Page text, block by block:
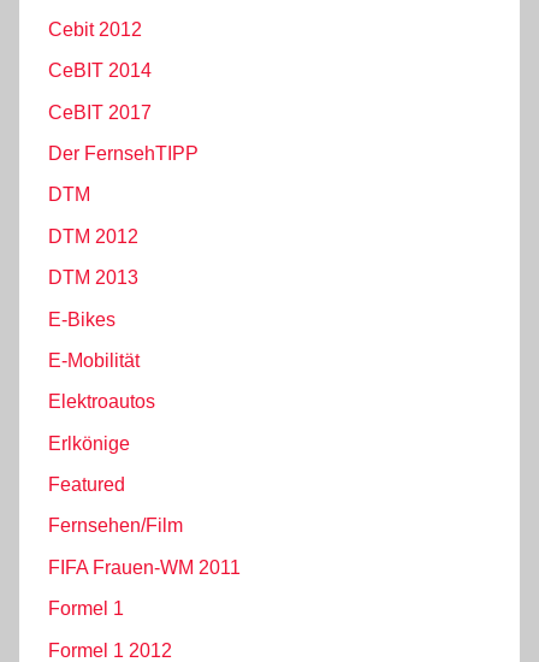
Cebit 2012
CeBIT 2014
CeBIT 2017
Der FernsehTIPP
DTM
DTM 2012
DTM 2013
E-Bikes
E-Mobilität
Elektroautos
Erlkönige
Featured
Fernsehen/Film
FIFA Frauen-WM 2011
Formel 1
Formel 1 2012